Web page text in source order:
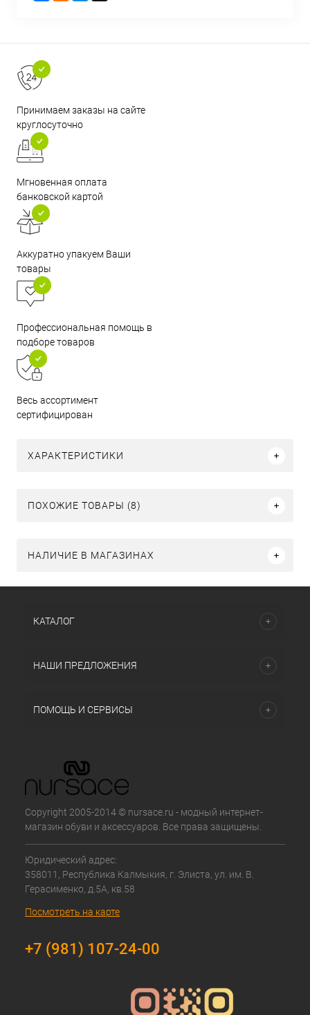
Принимаем заказы на сайте
круглосуточно
Мгновенная оплата
банковской картой
Аккуратно упакуем Ваши
товары
Профессиональная помощь в
подборе товаров
Весь ассортимент
сертифицирован
ХАРАКТЕРИСТИКИ
ПОХОЖИЕ ТОВАРЫ (8)
НАЛИЧИЕ В МАГАЗИНАХ
КАТАЛОГ
НАШИ ПРЕДЛОЖЕНИЯ
ПОМОЩЬ И СЕРВИСЫ
Copyright 2005-2014 © nursace.ru - модный интернет-
магазин обуви и аксессуаров. Все права защищены.
Юридический адрес:
358011, Республика Калмыкия, г. Элиста, ул. им. В.
Герасименко, д.5А, кв.58
Посмотреть на карте
+7 (981) 107-24-00